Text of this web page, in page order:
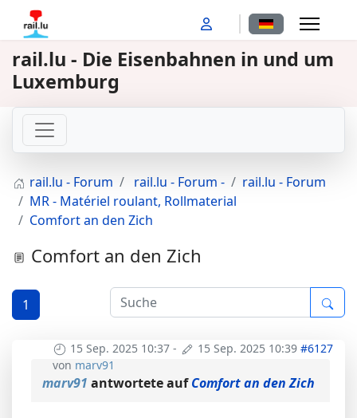
Sprache
rail.lu - Die Eisenbahnen in und um
Luxemburg
rail.lu - Forum rail.lu - Forum -
rail.lu - Forum
MR - Matériel roulant, Rollmaterial
Comfort an den Zich
Comfort an den Zich
1
15 Sep. 2025 10:37 - 15 Sep. 2025 10:39 #6127
von marv91
marv91 antwortete aufComfort an den Zich